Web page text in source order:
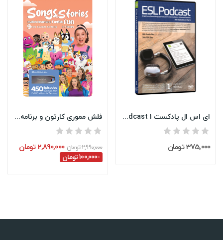
فلش مموری کارتون و برنامه کودک انگلیسی | 9...
2,990,000 تومان 2,890,000 تومان
-100,000 تومان
ای اس ال پادکست ESL Podcast 1
375,000 تومان